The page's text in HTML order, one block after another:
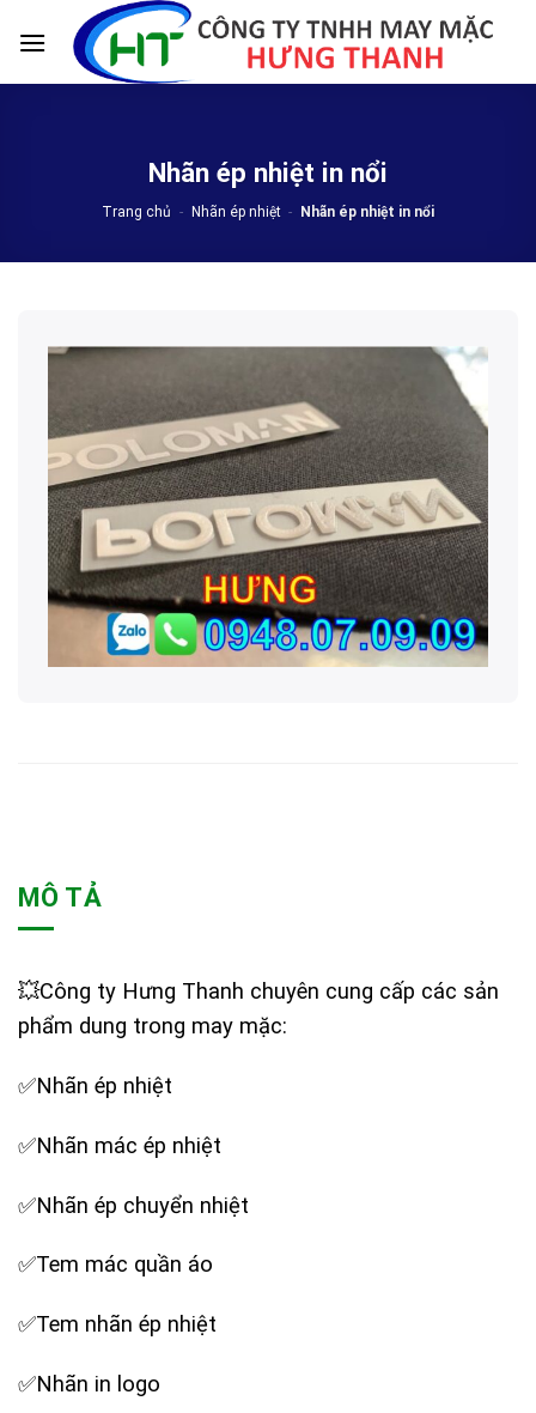
Nhãn ép nhiệt in nổi
Trang chủ - Nhãn ép nhiệt - Nhãn ép nhiệt in nổi
MÔ TẢ
💥Công ty Hưng Thanh chuyên cung cấp các sản
phẩm dung trong may mặc:
✅Nhãn ép nhiệt
✅Nhãn mác ép nhiệt
✅Nhãn ép chuyển nhiệt
✅Tem mác quần áo
✅Tem nhãn ép nhiệt
✅Nhãn in logo